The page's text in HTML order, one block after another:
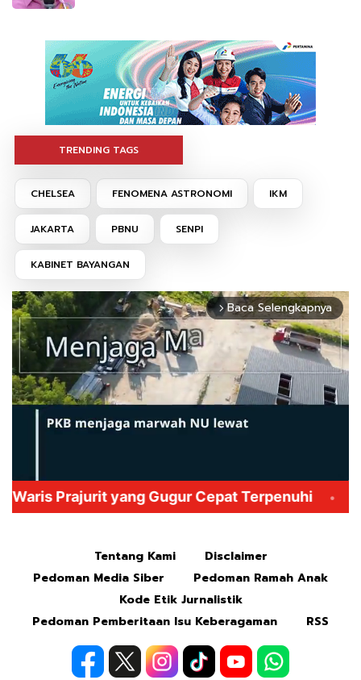
TRENDING TAGS
CHELSEA FENOMENA ASTRONOMI IKM
JAKARTA PBNU SENPI
KABINET BAYANGAN
arrow_forward_ios Baca Selengkapnya
Tentang Kami
Disclaimer
Pedoman Media Siber
Pedoman Ramah Anak
Kode Etik Jurnalistik
Pedoman Pemberitaan Isu Keberagaman
RSS